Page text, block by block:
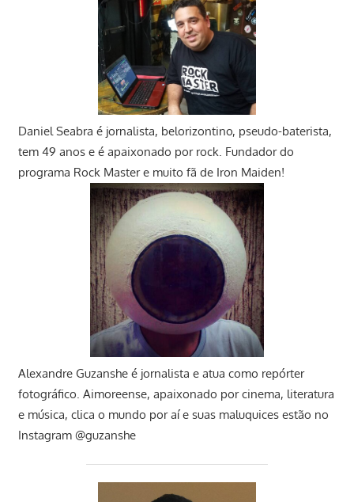
Daniel Seabra é jornalista, belorizontino, pseudo-baterista,
tem 49 anos e é apaixonado por rock. Fundador do
programa Rock Master e muito fã de Iron Maiden!
Alexandre Guzanshe é jornalista e atua como repórter
fotográfico. Aimoreense, apaixonado por cinema, literatura
e música, clica o mundo por aí e suas maluquices estão no
Instagram @guzanshe